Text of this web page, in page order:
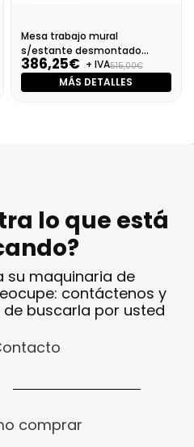
Mesa trabajo mural
s/estante desmontado
Dim:1100X700X850 Mm
386,25€ + IVA515,00€
MÁS DETALLES
lo que está
su maquinaria de
contáctenos y
buscarla por usted
comprar